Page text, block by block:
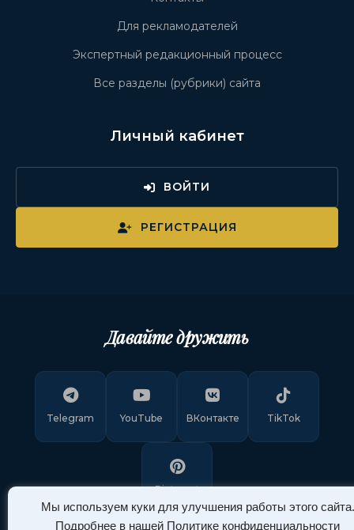
Мы используем куки для улучшения работы этого сайта.
Подробнее в нашей Политике конфиденциальности
Для рекламодателей
Экспертный редакционный процесс
Все разделы (рубрики) сайта
Личный кабинет
ВОЙТИ
РЕГИСТРАЦИЯ
Давайте дружить
Telegram YouTube ВКонтакте TikTok
Pinterest